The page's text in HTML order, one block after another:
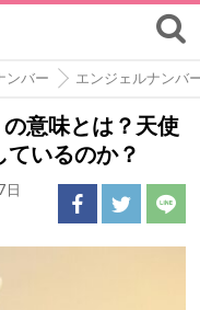
ンバー エンジェルナンバ
意味とは？天使
いるのか？
日